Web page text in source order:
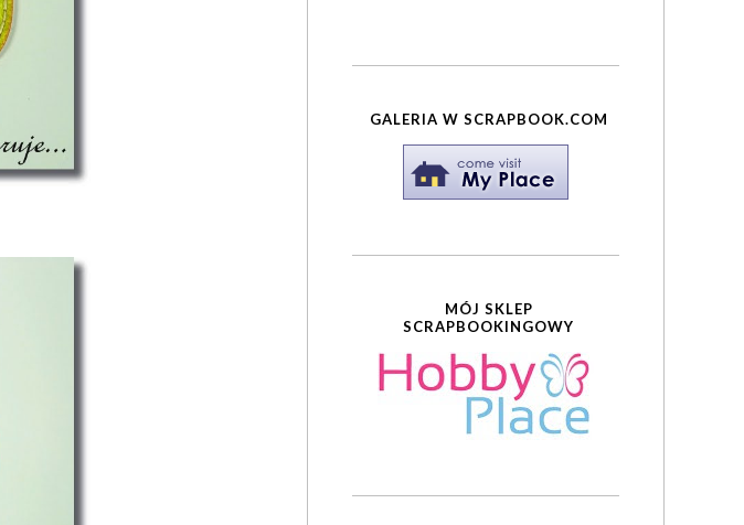
GALERIA W SCRAPBOOK.COM
MÓJ SKLEP
SCRAPBOOKINGOWY